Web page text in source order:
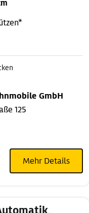
GmbH
125
Mehr Details